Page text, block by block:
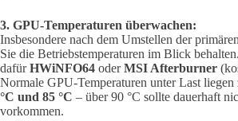
3. GPU-Temperaturen überwachen:
Insbesondere nach dem Umstellen der
Sie die Betriebstemperaturen im Blick
dafürHWiNFO64 oderMSI Afterburner
Normale GPU-Temperaturen unter Last liegen
°C und 85 °C – über 90 °C sollte dauerhaft
vorkommen.